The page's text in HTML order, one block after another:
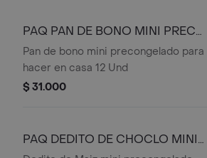
PAQ PAN DE BONO MINI PRECO
X 12
Pan de bono mini precongelado para
hacer en casa 12 Und
$ 31.000
PAQ DEDITO DE CHOCLO MINI